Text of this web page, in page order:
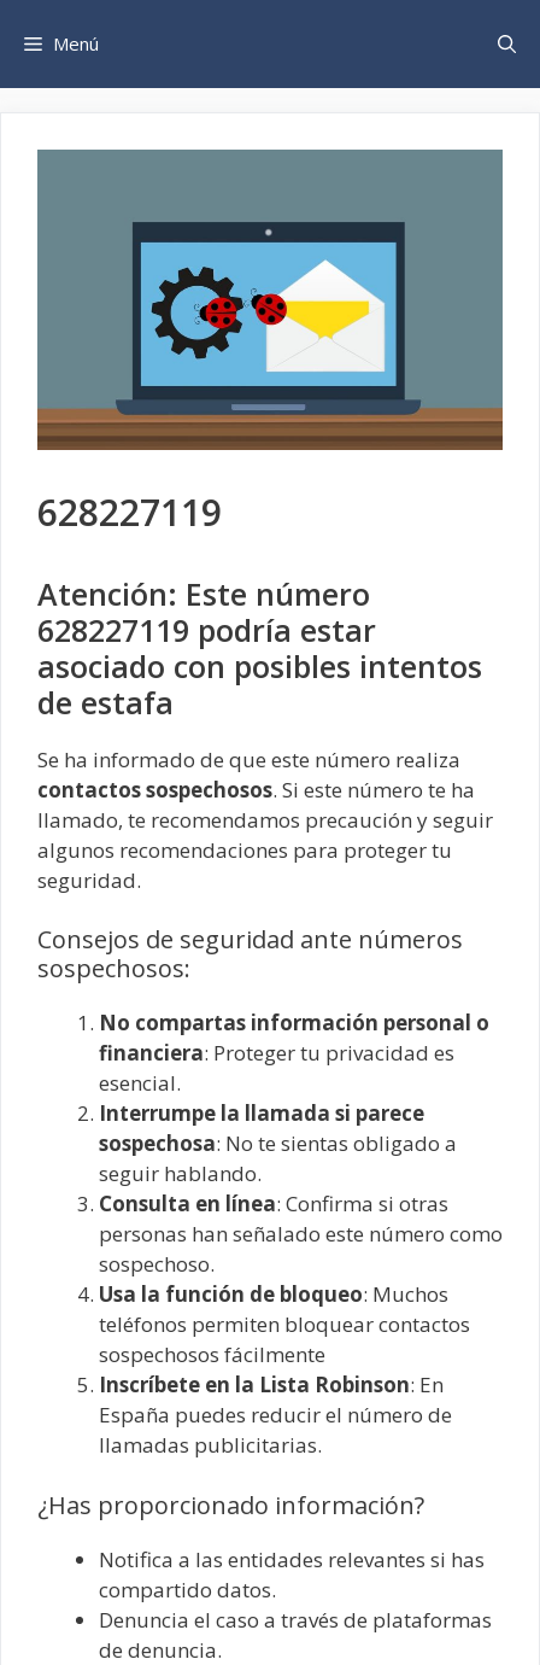
Menú
628227119
Atención: Este número
628227119 podría estar
asociado con posibles intentos
de estafa
Se ha informado de que este número realiza
contactos sospechosos. Si este número te ha
llamado, te recomendamos precaución y seguir
algunos recomendaciones para proteger tu
seguridad.
Consejos de seguridad ante números
sospechosos:
No compartas información personal o
financiera: Proteger tu privacidad es
esencial.
Interrumpe la llamada si parece
sospechosa: No te sientas obligado a
seguir hablando.
Consulta en línea: Confirma si otras
personas han señalado este número como
sospechoso.
Usa la función de bloqueo: Muchos
teléfonos permiten bloquear contactos
sospechosos fácilmente
Inscríbete en la Lista Robinson: En
España puedes reducir el número de
llamadas publicitarias.
¿Has proporcionado información?
Notifica a las entidades relevantes si has
compartido datos.
Denuncia el caso a través de plataformas
de denuncia.